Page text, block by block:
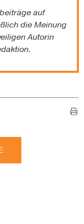
auf
die Meinung
Autorin